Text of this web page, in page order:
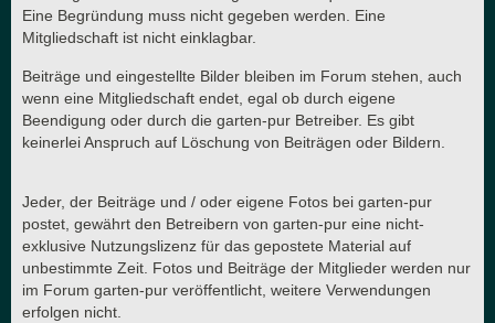
Eine Begründung muss nicht gegeben werden. Eine
Mitgliedschaft ist nicht einklagbar.
Beiträge und eingestellte Bilder bleiben im Forum stehen, auch
wenn eine Mitgliedschaft endet, egal ob durch eigene
Beendigung oder durch die garten-pur Betreiber. Es gibt
keinerlei Anspruch auf Löschung von Beiträgen oder Bildern.
Jeder, der Beiträge und / oder eigene Fotos bei garten-pur
postet, gewährt den Betreibern von garten-pur eine nicht-
exklusive Nutzungslizenz für das gepostete Material auf
unbestimmte Zeit. Fotos und Beiträge der Mitglieder werden nur
im Forum garten-pur veröffentlicht, weitere Verwendungen
erfolgen nicht.